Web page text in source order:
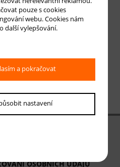
OSOBNÍCH ÚDAJŮ
pouze s cookies
webu. Cookies nám
další vylepšování.
a pokračovat
nastavení